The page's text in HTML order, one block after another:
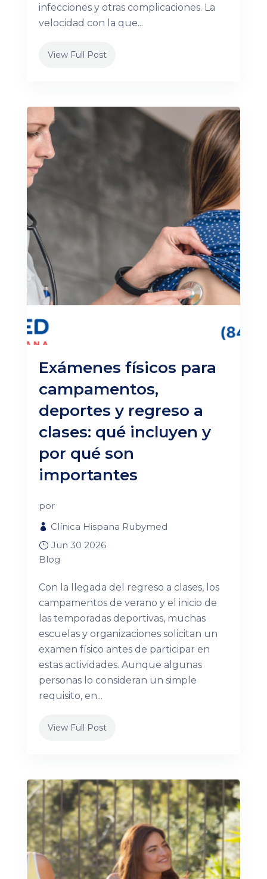
infecciones y otras complicaciones. La
velocidad con la que...
View Full Post
Exámenes físicos para
campamentos,
deportes y regreso a
clases: qué incluyen y
por qué son
importantes
por
Clínica Hispana Rubymed
Jun 30 2026
Blog
Con la llegada del regreso a clases, los
campamentos de verano y el inicio de
las temporadas deportivas, muchas
escuelas y organizaciones solicitan un
examen físico antes de participar en
estas actividades. Aunque algunas
personas lo consideran un simple
requisito, en...
View Full Post